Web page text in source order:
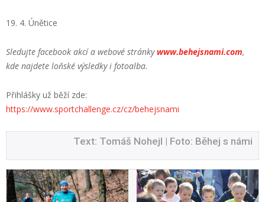
19. 4. Únětice
Sledujte facebook akcí a webové stránkywww.behejsnami.com,
kde najdete loňské výsledky i fotoalba.
Přihlášky už běží zde:
https://www.sportchallenge.cz/cz/behejsnami
Text: Tomáš Nohejl | Foto: Běhej s námi